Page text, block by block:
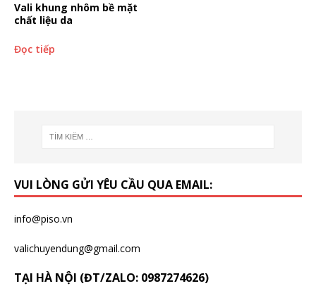
Vali khung nhôm bề mặt
chất liệu da
Đọc tiếp
VUI LÒNG GỬI YÊU CẦU QUA EMAIL:
info@piso.vn
valichuyendung@gmail.com
TẠI HÀ NỘI (ĐT/ZALO: 0987274626)